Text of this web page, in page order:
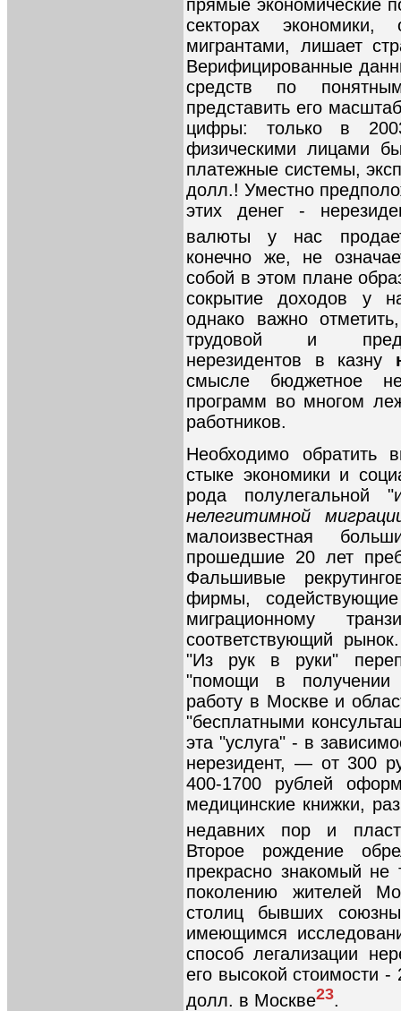
прямые экономические
секторах экономики,
мигрантами, лишает
Верифицированные
средств по
представить его
цифры: только в
физическими лицами
платежные системы,
долл.! Уместно
этих денег -
валюты у нас
конечно же, не
собой в этом плане
сокрытие доходов у
однако важно
трудовой и
нерезидентов в казну
смысле бюджетное
программ во многом
работников.
Необходимо обратить
стыке экономики и
рода полулегальной
нелегитимной
малоизвестная
прошедшие 20 лет
Фальшивые
фирмы,
миграционному
соответствующий
"Из рук в руки"
"помощи в получении
работу в Москве и
"бесплатными
эта "услуга" - в
нерезидент, — от 300
400-1700 рублей
медицинские книжки,
недавних пор и
Второе рождение
прекрасно знакомый
поколению жителей
столиц бывших
имеющимся
способ легализации
его высокой стоимости
долл. в Москве23